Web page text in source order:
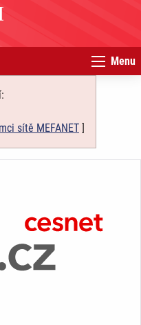
Menu
sítě MEFANET ]